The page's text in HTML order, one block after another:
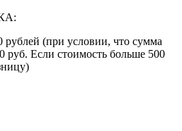
рублей (при условии, что сумма
руб. Если стоимость больше 500